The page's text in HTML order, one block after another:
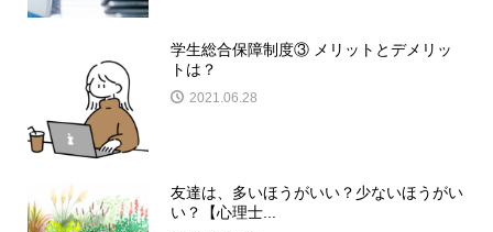
学生総合保障制度③ メリットとデメリッ
トは？
2021.06.28
友達は、多いほうがいい？少ないほうがい
い？【心理士...